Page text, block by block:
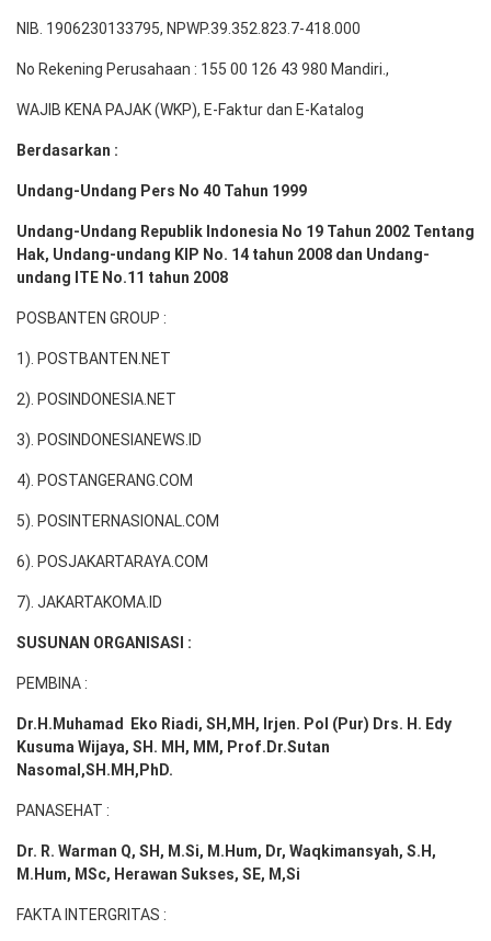
NIB. 1906230133795, NPWP.39.352.823.7-418.000
No Rekening Perusahaan : 155 00 126 43 980 Mandiri.,
WAJIB KENA PAJAK (WKP), E-Faktur dan E-Katalog
Berdasarkan :
Undang-Undang Pers No 40 Tahun 1999
Undang-Undang Republik Indonesia No 19 Tahun 2002 Tentang
Hak, Undang-undang KIP No. 14 tahun 2008 dan Undang-
undang ITE No.11 tahun 2008
POSBANTEN GROUP :
1). POSTBANTEN.NET
2). POSINDONESIA.NET
3). POSINDONESIANEWS.ID
4). POSTANGERANG.COM
5). POSINTERNASIONAL.COM
6). POSJAKARTARAYA.COM
7). JAKARTAKOMA.ID
SUSUNAN ORGANISASI :
PEMBINA :
Dr.H.Muhamad Eko Riadi, SH,MH , Irjen. Pol (Pur) Drs. H. Edy
Kusuma Wijaya, SH. MH, MM, Prof. Dr.Sutan
Nasomal,SH.MH,PhD.
PANASEHAT :
Dr. R. Warman Q, SH, M.Si, M.Hum, Dr, Waqkimansyah, S.H,
M.Hum, MSc, Herawan Sukses, SE, M,Si
FAKTA INTERGRITAS :